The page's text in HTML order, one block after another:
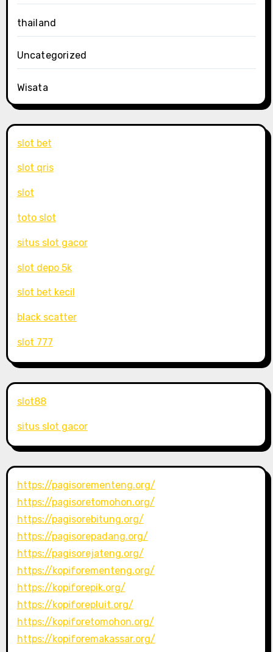
thailand
Uncategorized
Wisata
slot bet
slot qris
slot
toto slot
situs slot gacor
slot depo 5k
slot bet kecil
black scatter
slot 777
slot88
situs slot gacor
https://pagisorementeng.org/
https://pagisoretomohon.org/
https://pagisorebitung.org/
https://pagisorepadang.org/
https://pagisorejateng.org/
https://kopiforementeng.org/
https://kopiforepik.org/
https://kopiforepluit.org/
https://kopiforetomohon.org/
https://kopiforemakassar.org/